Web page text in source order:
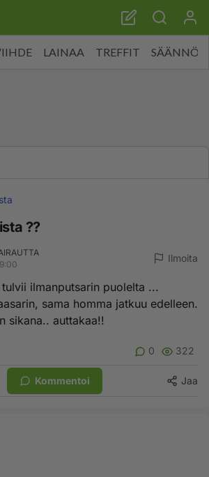
LAINAA TREFFIT SÄÄNNÖT
??
Ilmoita
ilmanputsarin puolelta ...
sama homma jatkuu edelleen.
sikana.. auttakaa!!
0 322
Kommentoi Jaa